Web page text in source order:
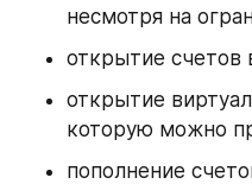
несмотря на
открытие счетов
открытие
которую можно
пополнение